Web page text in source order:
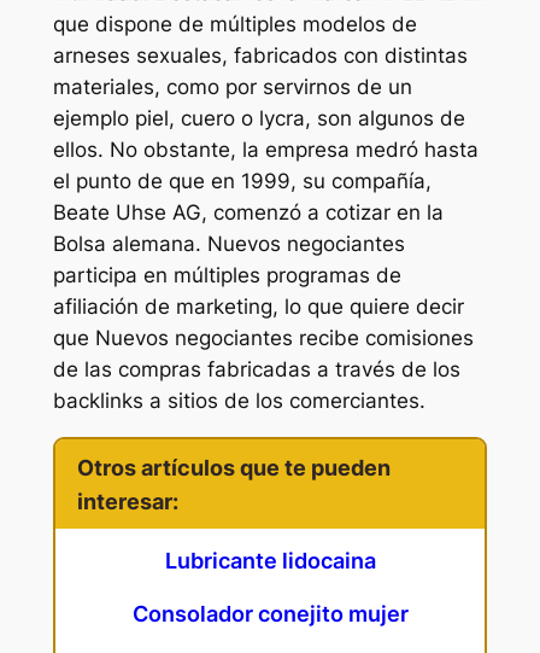
que dispone de múltiples modelos de
arneses sexuales, fabricados con distintas
materiales, como por servirnos de un
ejemplo piel, cuero o lycra, son algunos de
ellos. No obstante, la empresa medró hasta
el punto de que en 1999, su compañía,
Beate Uhse AG, comenzó a cotizar en la
Bolsa alemana. Nuevos negociantes
participa en múltiples programas de
afiliación de marketing, lo que quiere decir
que Nuevos negociantes recibe comisiones
de las compras fabricadas a través de los
backlinks a sitios de los comerciantes.
Otros artículos que te pueden
interesar:
Lubricante lidocaina
Consolador conejito mujer